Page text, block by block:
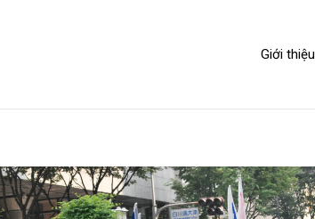
Giới thiệu